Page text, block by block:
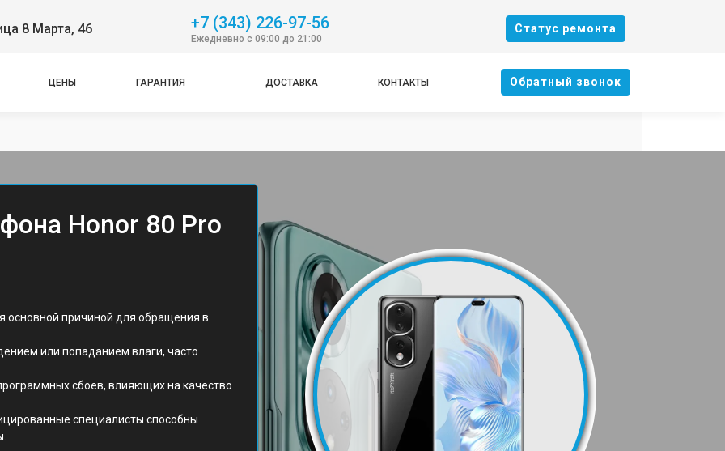
8 Марта, 46 +7 (343) 226-97-56
Ежедневно с 09:00 до 21:00
Cтатус ремонта
ЦЕНЫ ГАРАНТИЯ ДОСТАВКА КОНТАКТЫ Oбратный звонок
Honor 80 Pro
основной причиной для обращения в
или попаданием влаги, часто
сбоев, влияющих на качество
специалисты способны